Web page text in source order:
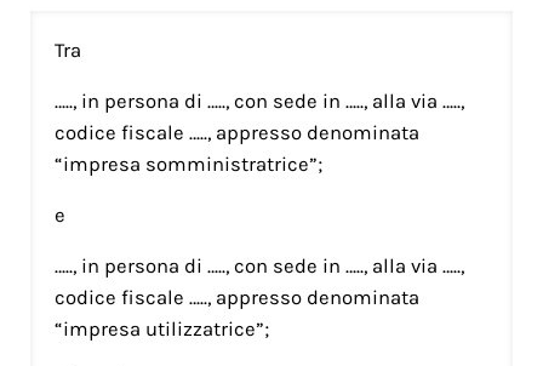
Tra
….., in persona di ….., con sede in ….., alla via …..,
codice fiscale ….., appresso denominata
“impresa somministratrice”;
e
….., in persona di ….., con sede in ….., alla via …..,
codice fiscale ….., appresso denominata
“impresa utilizzatrice”;